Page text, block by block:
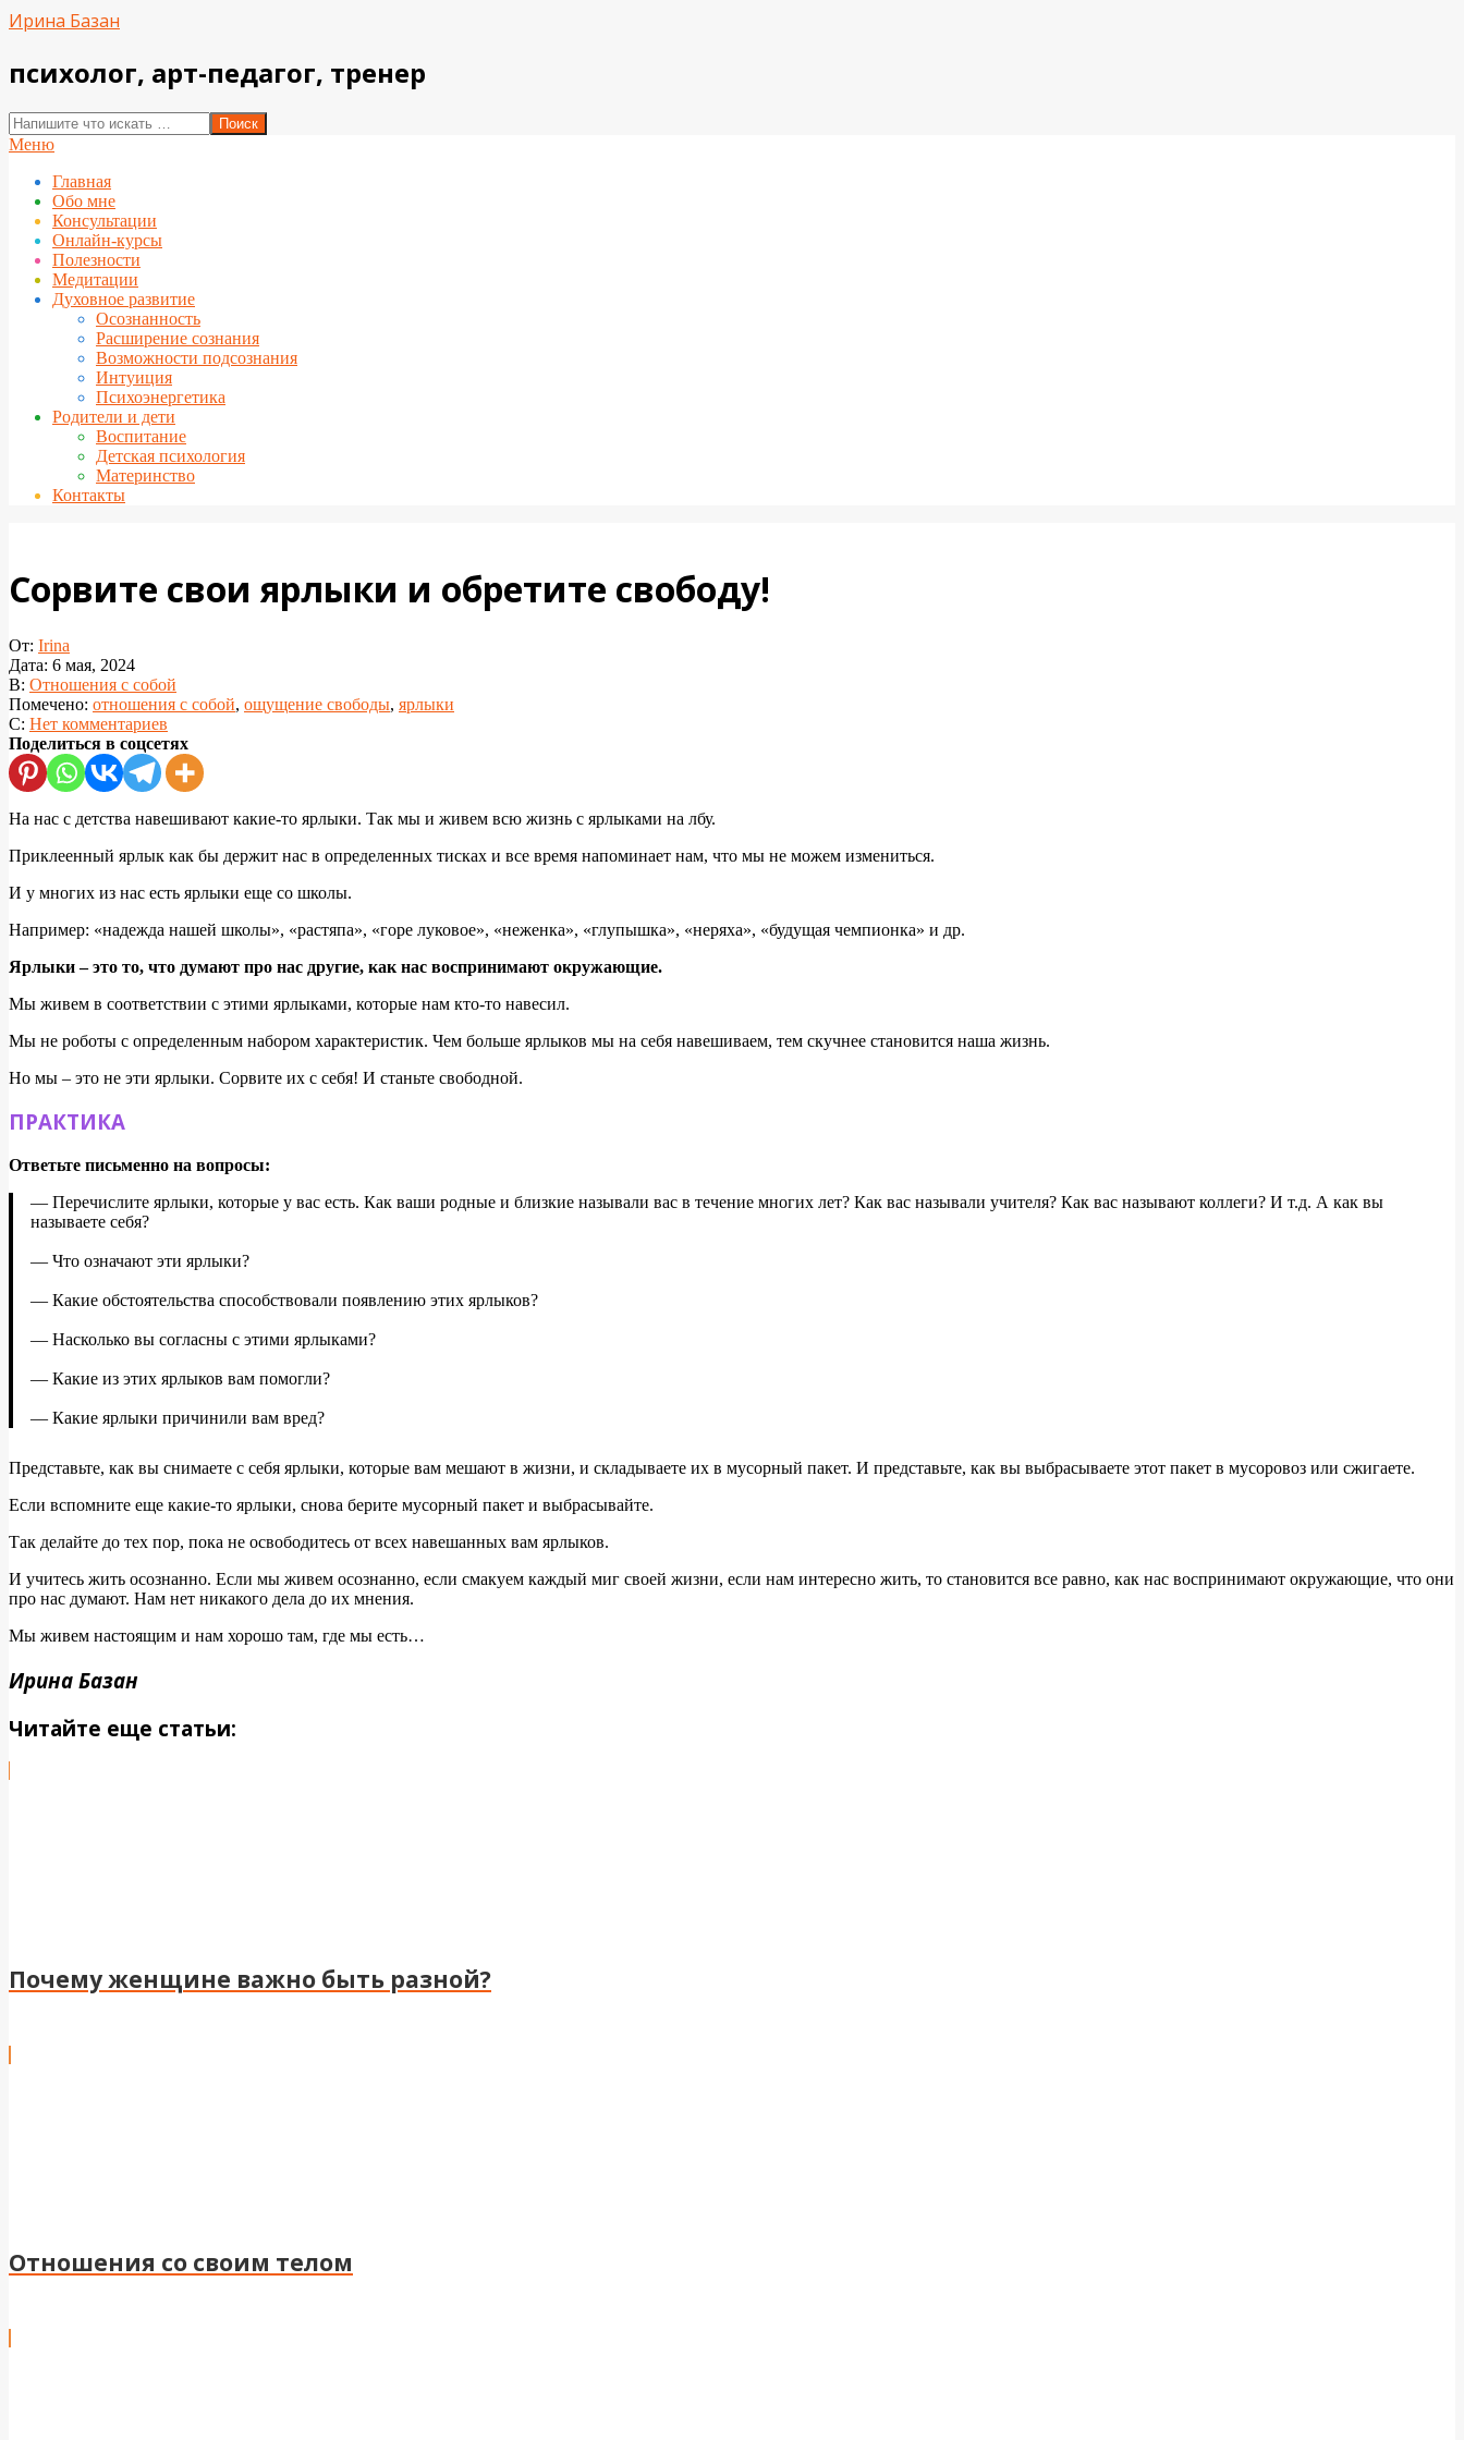
Перейти
Ирина Базан
психолог, арт-педагог, тренер
Поиск
Вторичное
навигации
Меню
Главная
Обо мне
Консультации
Онлайн-курсы
Полезности
Медитации
Духовное развитие
Осознанность
Расширение сознания
Возможности подсознания
Интуиция
Психоэнергетика
Родители и дети
Воспитание
Детская психология
Материнство
Контакты
Сорвите свои ярлыки и обретите свободу!
От: Irina
Дата: 6 мая, 2024
В: Отношения с собой
Помечено: отношения с собой, ощущение свободы, ярлыки
С: Нет комментариев
Поделиться в соцсетях
На нас с детства навешивают какие-то ярлыки. Так мы и живем всю жизнь с ярлыками на лбу.
Приклеенный ярлык как бы держит нас в определенных тисках и все время напоминает нам, что мы не можем измениться.
И у многих из нас есть ярлыки еще со школы.
Например: «надежда нашей школы», «растяпа», «горе луковое», «неженка», «глупышка», «неряха», «будущая чемпионка» и др.
Ярлыки – это то, что думают про нас другие, как нас воспринимают окружающие.
Мы живем в соответствии с этими ярлыками, которые нам кто-то навесил.
Мы не роботы с определенным набором характеристик. Чем больше ярлыков мы на себя навешиваем, тем скучнее становится наша жизнь.
Но мы – это не эти ярлыки. Сорвите их с себя! И станьте свободной.
ПРАКТИКА
Ответьте письменно на вопросы:
— Перечислите ярлыки, которые у вас есть. Как ваши родные и близкие называли вас в течение многих лет? Как вас называли учителя? Как вас называют коллеги? И т.д. А как вы
называете себя?
— Что означают эти ярлыки?
— Какие обстоятельства способствовали появлению этих ярлыков?
— Насколько вы согласны с этими ярлыками?
— Какие из этих ярлыков вам помогли?
— Какие ярлыки причинили вам вред?
Представьте, как вы снимаете с себя ярлыки, которые вам мешают в жизни, и складываете их в мусорный пакет. И представьте, как вы выбрасываете этот пакет в мусоровоз или сжигаете.
Если вспомните еще какие-то ярлыки, снова берите мусорный пакет и выбрасывайте.
Так делайте до тех пор, пока не освободитесь от всех навешанных вам ярлыков.
И учитесь жить осознанно. Если мы живем осознанно, если смакуем каждый миг своей жизни, если нам интересно жить, то становится все равно, как нас воспринимают окружающие, что они
про нас думают. Нам нет никакого дела до их мнения.
Мы живем настоящим и нам хорошо там, где мы есть…
Ирина Базан
Читайте еще статьи:
Почему женщине важно быть разной?
Отношения со своим телом